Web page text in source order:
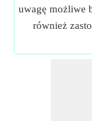
uwagę możliwe
również